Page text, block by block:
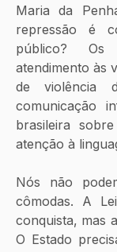
Maria da
repressão é
público? Os
atendimento às
de violência
comunicação
brasileira
atenção à
Nós não
cômodas. A
conquista, mas
O Estado